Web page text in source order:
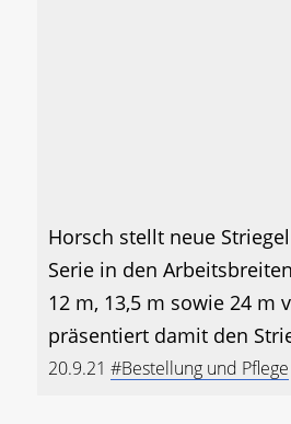
Horsch stellt neue
Serie in den
12 m, 13,5 m sowie 24 m
präsentiert damit den
20.9.21 #Bestellung und Pflege